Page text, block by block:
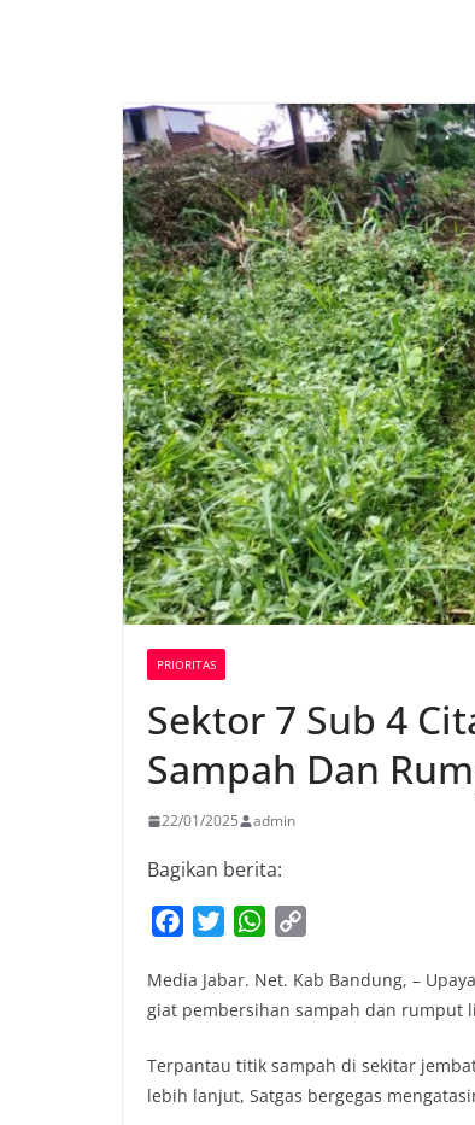
PRIORITAS
Sektor 7 Sub 4
Sampah Dan
22/01/2025 admin
Bagikan berita:
c
e
o
o
i
t
e
r
W
a
t
A
p
p
y
i
n
Media Jabar. Net. Kab Bandung, –
giat pembersihan sampah dan rumput
Terpantau titik sampah di sekitar
lebih lanjut, Satgas bergegas